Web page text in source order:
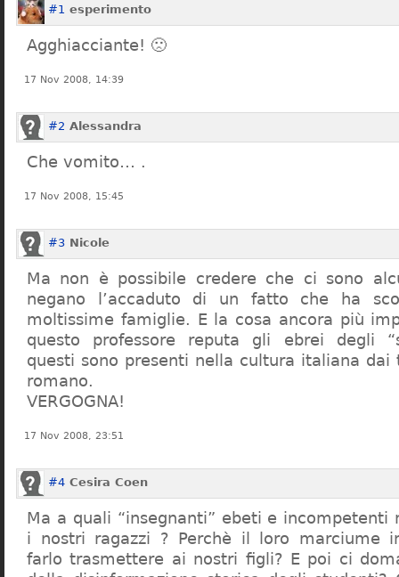
#1 esperimento
Agghiacciante! 🙁
17 Nov 2008, 14:39
#2 Alessandra
Che vomito… .
17 Nov 2008, 15:45
#3 Nicole
Ma non è possibile credere che ci sono
negano l’accaduto di un fatto che ha
moltissime famiglie. E la cosa ancora più
questo professore reputa gli ebrei degli
questi sono presenti nella cultura italiana dai
romano.
VERGOGNA!
17 Nov 2008, 23:51
#4 Cesira Coen
Ma a quali “insegnanti” ebeti e
i nostri ragazzi ? Perchè il loro marciume
farlo trasmettere ai nostri figli? E poi ci